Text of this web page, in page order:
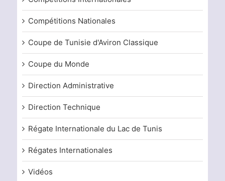
Compétitions Nationales
Coupe de Tunisie d'Aviron Classique
Coupe du Monde
Direction Administrative
Direction Technique
Régate Internationale du Lac de Tunis
Régates Internationales
Vidéos